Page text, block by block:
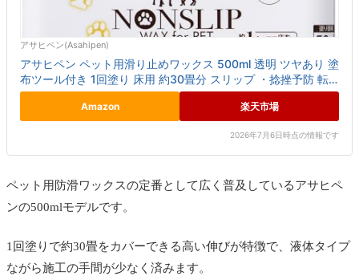
アサヒペン(Asahipen)
アサヒペン ペット用滑り止めワックス 500ml 透明 ツヤあり 塗
布ツール付き 1回塗り 床用 約30畳分 スリップ ・捻挫予防 転
倒予防 キズに強い おしっこに強い 抗菌剤配合...
Amazon 楽天市場
2026年7月6日時点の情報です
ペット用防滑ワックスの定番として広く普及しているアサヒペ
ンの500mlモデルです。
1回塗りで約30畳をカバーできる高い伸びが特徴で、液体タイプ
ながら施工の手間が少なく済みます。